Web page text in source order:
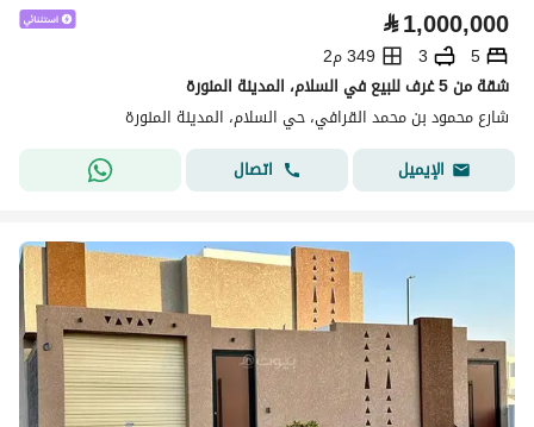
⃁1,000,000
5
3
349 م2
شقة من 5 غرف للبيع في السلام، المدينة المنورة
شارع محمود بن محمد القرافي، حي السلام، المدينة المنورة
الإيميل
اتصال